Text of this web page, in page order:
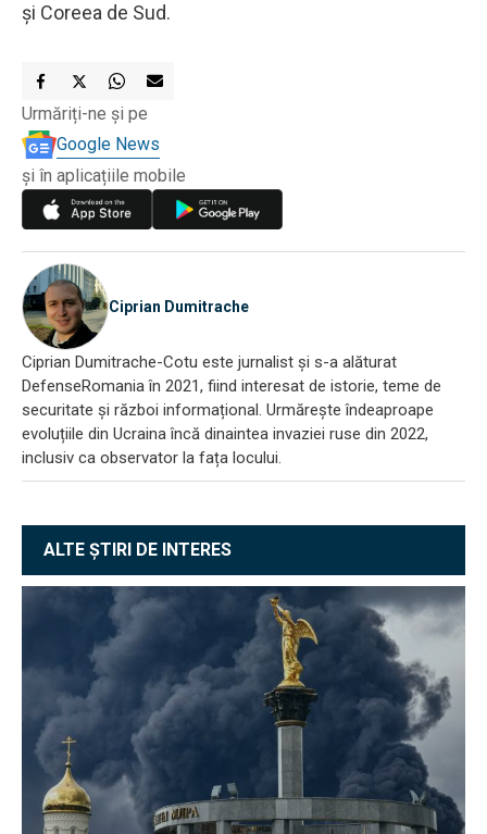
și Coreea de Sud.
Urmăriți-ne și pe
Google News
și în aplicațiile mobile
Ciprian Dumitrache
Ciprian Dumitrache-Cotu este jurnalist și s-a alăturat
DefenseRomania în 2021, fiind interesat de istorie, teme de
securitate și război informațional. Urmărește îndeaproape
evoluțiile din Ucraina încă dinaintea invaziei ruse din 2022,
inclusiv ca observator la fața locului.
ALTE ȘTIRI DE INTERES